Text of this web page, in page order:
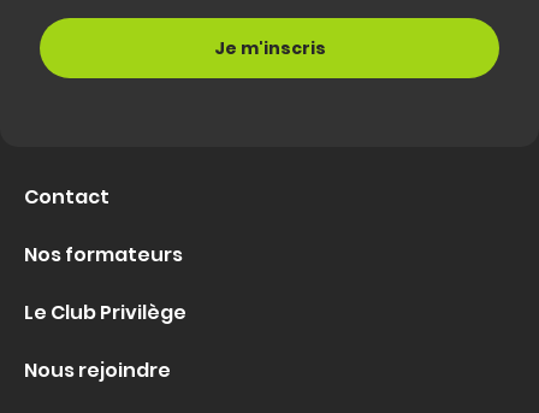
Contact
Nos formateurs
Le Club Privilège
Nous rejoindre